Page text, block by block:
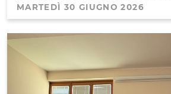
MARTEDÌ 30 GIUGNO 2026